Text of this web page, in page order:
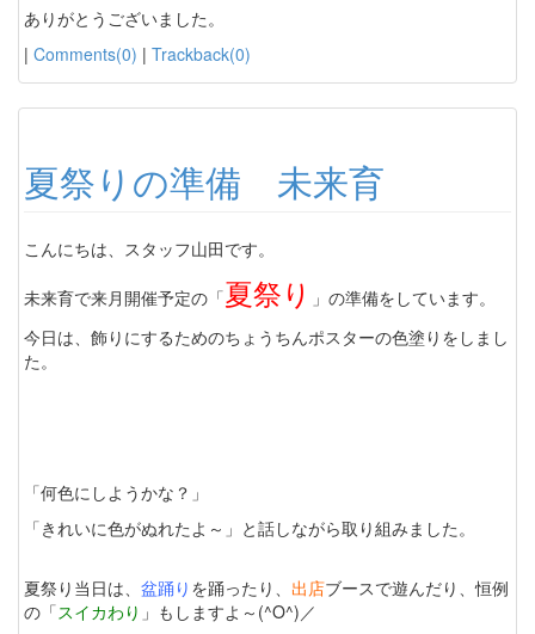
ありがとうございました。
| Comments(0) | Trackback(0)
夏祭りの準備 未来育
こんにちは、スタッフ山田です。
未来育で来月開催予定の「夏祭り 」の準備をしています。
今日は、飾りにするためのちょうちんポスターの色塗りをしまし
た。
「何色にしようかな？」
「きれいに色がぬれたよ～」と話しながら取り組みました。
夏祭り当日は、 盆踊り を踊ったり、 出店ブースで遊んだり、恒例
の「スイカわり 」もしますよ～(^O^)／